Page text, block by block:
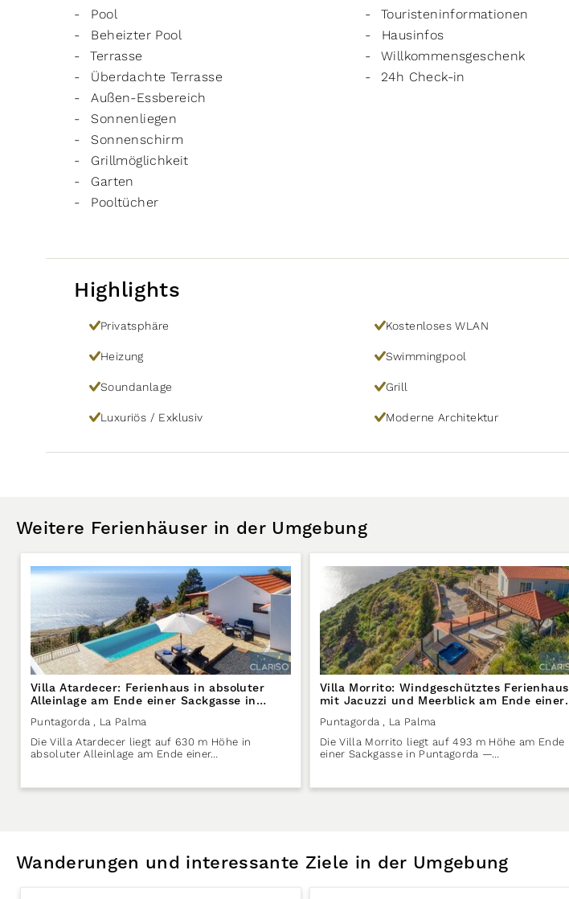
Pool
Beheizter Pool
Terrasse
Überdachte Terrasse
Außen-Essbereich
Sonnenliegen
Sonnenschirm
Grillmöglichkeit
Garten
Pooltücher
Touristeninformationen
Hausinfos
Willkommensgeschenk
24h Check-in
Highlights
Privatsphäre Kostenloses WLAN
Heizung Swimmingpool
Soundanlage Grill
Luxuriös / Exklusiv Moderne Architektur
Weitere Ferienhäuser in der Umgebung
Villa Atardecer: Ferienhaus in absoluter
Alleinlage am Ende einer Sackgasse in
Puntagorda auf La Palma
Puntagorda
, La Palma
Die Villa Atardecer liegt auf 630 m Höhe in
absoluter Alleinlage am Ende einer…
Villa Morrito: Windgeschütztes Ferienhaus
mit Jacuzzi und Meerblick am Ende einer
Sackgasse in Puntagorda auf La Palma
Puntagorda
, La Palma
Die Villa Morrito liegt auf 493 m Höhe am Ende
einer Sackgasse in Puntagorda —…
Wanderungen und interessante Ziele in der Umgebung